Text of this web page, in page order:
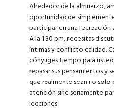
Alrededor de la almuerzo,
oportunidad de
participar en una
A la 1:30 pm, necesitas
íntimas y conflicto calidad.
cónyuges tiempo para
repasar sus pensamientos y
que realmente sean no
atención sino seriamente
lecciones.